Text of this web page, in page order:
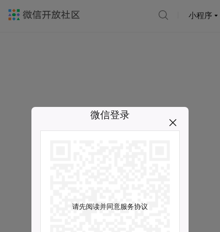
小程序
微信登录
请先阅读并同意服务协议